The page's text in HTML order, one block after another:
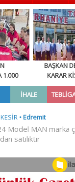
1.000
BAŞKAN
KARAR
İLKESEL